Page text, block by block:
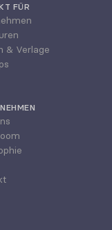
FÜR
& Verlage